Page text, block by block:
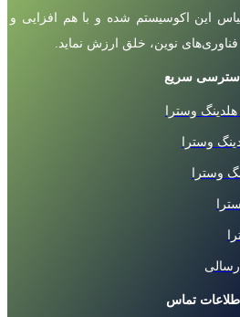
این اکوسیستم شده و با هم افزایی و
فناوری‌های نوین، خلق ارزش نماید.
سریع
وسترا
وسترا
وسترا
اطلاعات تماس